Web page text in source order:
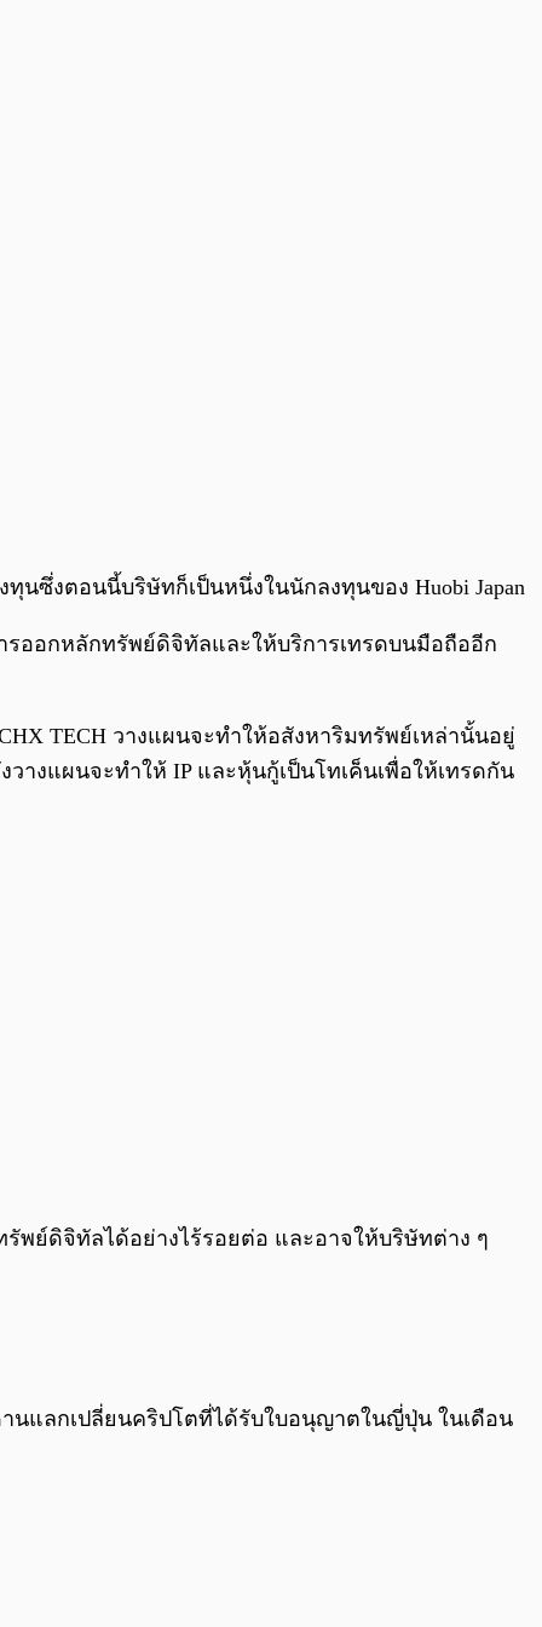
/0:00
นซึ่งตอนนี้บริษัทก็เป็นหนึ่งในนักลงทุนของ Huobi Japan
รออกหลักทรัพย์ดิจิทัลและให้บริการเทรดบนมือถืออีก
TECH วางแผนจะทำให้อสังหาริมทรัพย์เหล่านั้นอยู่
างแผนจะทำให้ IP และหุ้นกู้เป็นโทเค็นเพื่อให้เทรดกัน
พย์ดิจิทัลได้อย่างไร้รอยต่อ และอาจให้บริษัทต่าง ๆ
านแลกเปลี่ยนคริปโตที่ได้รับใบอนุญาตในญี่ปุ่น ในเดือน